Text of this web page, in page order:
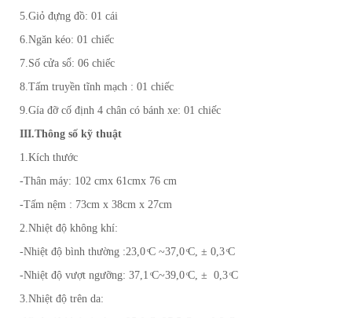
5.Giỏ đựng đồ: 01 cái
6.Ngăn kéo: 01 chiếc
7.Số cửa sổ: 06 chiếc
8.Tấm truyền tĩnh mạch : 01 chiếc
9.Gía đỡ cố định 4 chân có bánh xe: 01 chiếc
III.Thông số kỹ thuật
1.Kích thước
-Thân máy: 102 cmx 61cmx 76 cm
-Tấm nệm : 73cm x 38cm x 27cm
2.Nhiệt độ không khí:
-Nhiệt độ bình thường :23,0 ͦC ~37,0 ͦC, ± 0,3 ͦC
-Nhiệt độ vượt ngưỡng: 37,1 ͦC~39,0 ͦC, ± 0,3 ͦC
3.Nhiệt độ trên da: